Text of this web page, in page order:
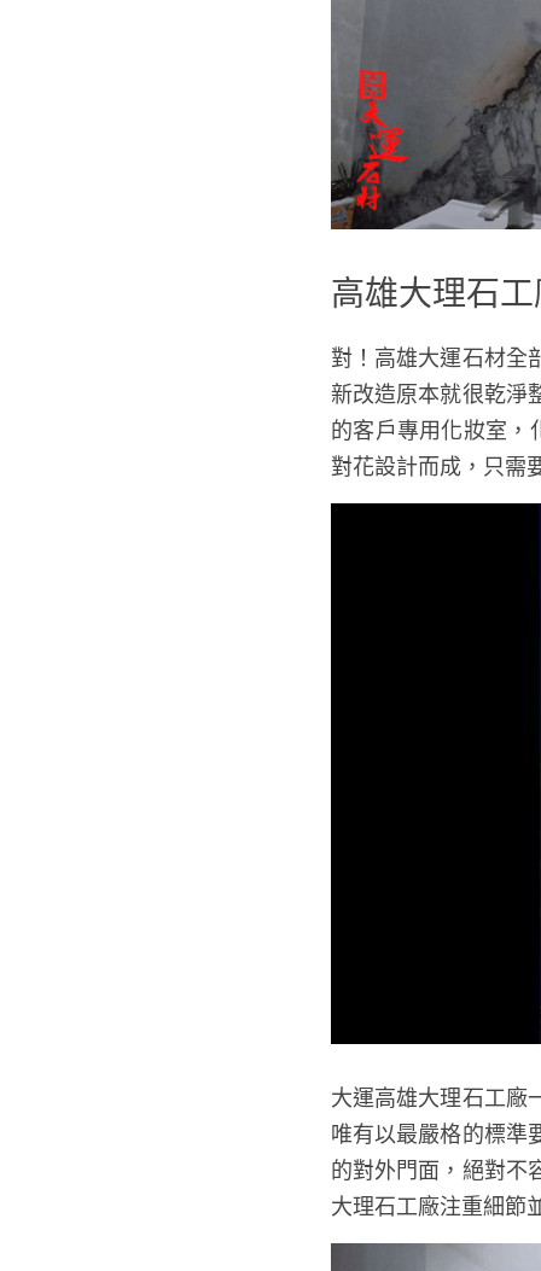
高雄大理石
對！高雄大運石材全
新改造原本就很乾淨
的客戶專用化妝室，
對花設計而成，只需
大運高雄大理石工廠
唯有以最嚴格的標準
的對外門面，絕對不
大理石工廠注重細節